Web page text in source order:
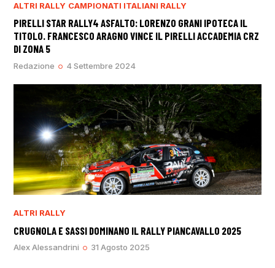
ALTRI RALLY CAMPIONATI ITALIANI RALLY
PIRELLI STAR RALLY4 ASFALTO: LORENZO GRANI IPOTECA IL
TITOLO. FRANCESCO ARAGNO VINCE IL PIRELLI ACCADEMIA CRZ
DI ZONA 5
Redazione 4 Settembre 2024
ALTRI RALLY
CRUGNOLA E SASSI DOMINANO IL RALLY PIANCAVALLO 2025
Alex Alessandrini 31 Agosto 2025